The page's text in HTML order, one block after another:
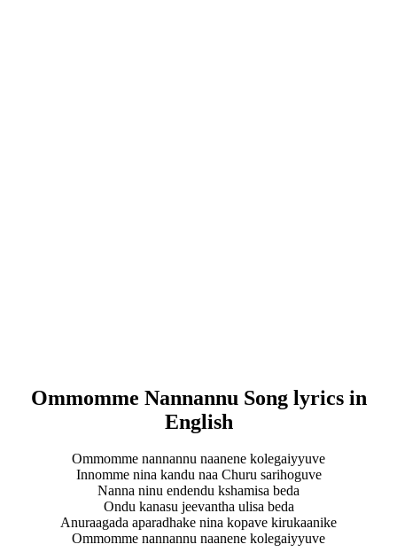
Ommomme Nannannu Song lyrics in
English
Ommomme nannannu naanene kolegaiyyuve
Innomme nina kandu naa Churu sarihoguve
Nanna ninu endendu kshamisa beda
Ondu kanasu jeevantha ulisa beda
Anuraagada aparadhake nina kopave kirukaanike
Ommomme nannannu naanene kolegaiyyuve